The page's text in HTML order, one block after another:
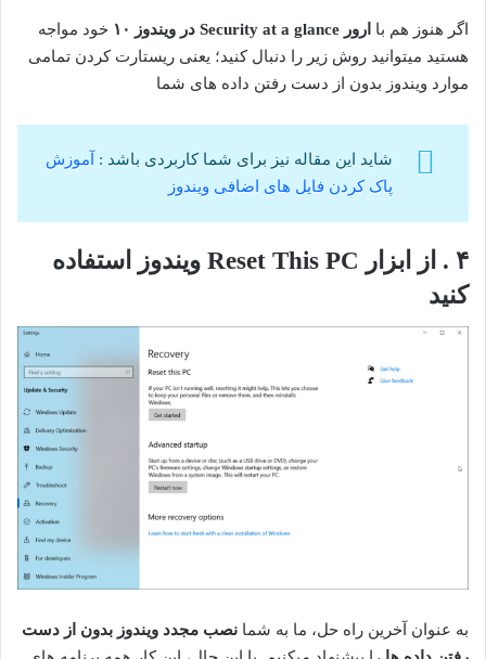
اگر هنوز هم با ارور Security at a glance در ویندوز ۱۰
خود مواجه
هستید میتوانید روش زیر را دنبال کنید؛ یعنی ریستارت کردن تمامی
موارد ویندوز بدون از دست رفتن داده های شما
شاید این مقاله نیز برای شما کاربردی باشد :
آموزش
پاک کردن فایل های اضافی ویندوز
۴ . از ابزار Reset This PC ویندوز استفاده
کنید
به عنوان آخرین راه حل، ما به شما نصب مجدد ویندوز بدون از دست